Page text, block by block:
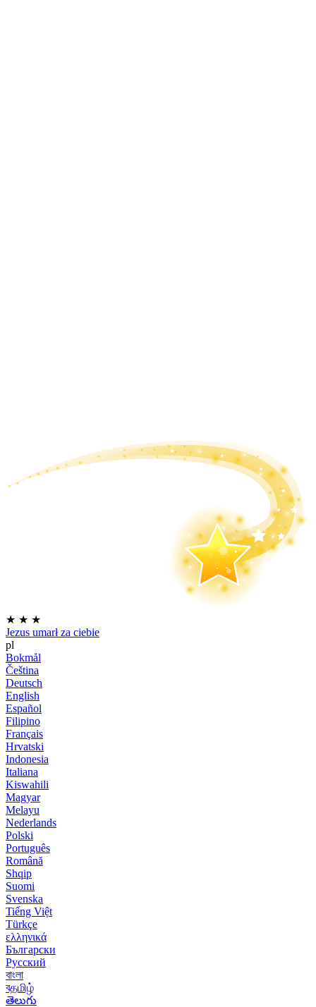
★ ★ ★
Jezus umarł za ciebie
pl
Bokmål
Čeština
Deutsch
English
Español
Filipino
Français
Hrvatski
Indonesia
Italiana
Kiswahili
Magyar
Melayu
Nederlands
Polski
Português
Română
Shqip
Suomi
Svenska
Tiếng Việt
Türkçe
ελληνικά
Български
Русский
বাংলা
বதமிழ்
తెలుగు